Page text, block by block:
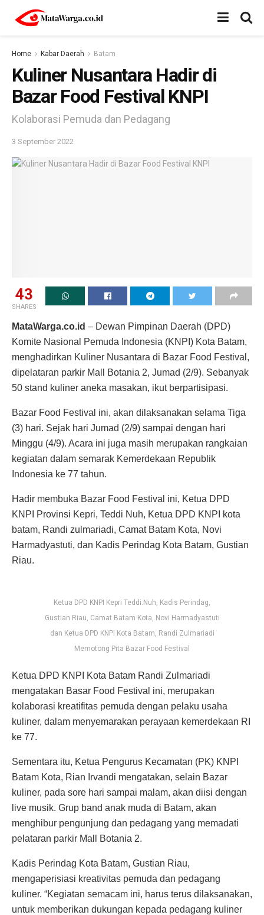
Home Kabar Daerah Batam
Kuliner Nusantara Hadir di
Bazar Food Festival KNPI
Kolaborasi Pemuda dan Pedagang
3 September 2022
43
SHARES
MataWarga.co.id – Dewan Pimpinan Daerah (DPD)
Komite Nasional Pemuda Indonesia (KNPI) Kota Batam,
menghadirkan Kuliner Nusantara di Bazar Food Festival,
dipelataran parkir Mall Botania 2, Jumad (2/9). Sebanyak
50 stand kuliner aneka masakan, ikut berpartisipasi.
Bazar Food Festival ini, akan dilaksanakan selama Tiga
(3) hari. Sejak hari Jumad (2/9) sampai dengan hari
Minggu (4/9). Acara ini juga masih merupakan rangkaian
kegiatan dalam semarak Kemerdekaan Republik
Indonesia ke 77 tahun.
Hadir membuka Bazar Food Festival ini, Ketua DPD
KNPI Provinsi Kepri, Teddi Nuh, Ketua DPD KNPI kota
batam, Randi zulmariadi, Camat Batam Kota, Novi
Harmadyastuti, dan Kadis Perindag Kota Batam, Gustian
Riau.
Ketua DPD KNPI Kepri Teddi.Nuh, Kadis Perindag,
Gustian Riau, Camat Batam Kota, Novi Harmadyastuti
dan Ketua DPD KNPI Kota Batam, Randi Zulmariadi
Memotong Pita Bazar Food Festival
Ketua DPD KNPI Kota Batam Randi Zulmariadi
mengatakan Basar Food Festival ini, merupakan
kolaborasi kreatifitas pemuda dengan pelaku usaha
kuliner, dalam menyemarakan perayaan kemerdekaan RI
ke 77.
Sementara itu, Ketua Pengurus Kecamatan (PK) KNPI
Batam Kota, Rian Irvandi mengatakan, selain Bazar
kuliner, pada sore hari sampai malam, akan diisi dengan
live musik. Grup band anak muda di Batam, akan
menghibur pengunjung dan pedagang yang memadati
pelataran parkir Mall Botania 2.
Kadis Perindag Kota Batam, Gustian Riau,
mengaperisiasi kreativitas pemuda dan pedagang
kuliner. “Kegiatan semacam ini, harus terus dilaksanakan,
untuk memberikan dukungan kepada pedagang kuliner